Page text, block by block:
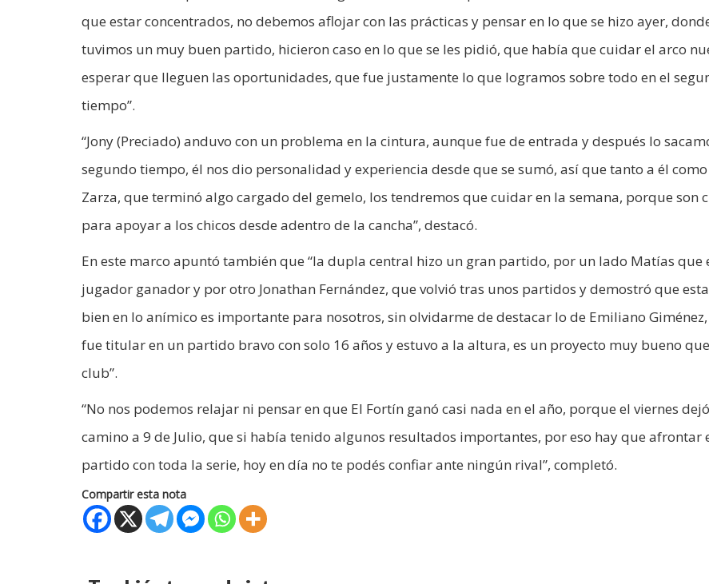
que estar concentrados, no debemos aflojar con las prácticas y pensar en lo que se hizo ayer,
tuvimos un muy buen partido, hicieron caso en lo que se les pidió, que había que cuidar el arco
esperar que lleguen las oportunidades, que fue justamente lo que logramos sobre todo en el
tiempo”.
“Jony (Preciado) anduvo con un problema en la cintura, aunque fue de entrada y después lo
segundo tiempo, él nos dio personalidad y experiencia desde que se sumó, así que tanto a él como
Zarza, que terminó algo cargado del gemelo, los tendremos que cuidar en la semana, porque son
para apoyar a los chicos desde adentro de la cancha”, destacó.
En este marco apuntó también que “la dupla central hizo un gran partido, por un lado Matías que
jugador ganador y por otro Jonathan Fernández, que volvió tras unos partidos y demostró que
bien en lo anímico es importante para nosotros, sin olvidarme de destacar lo de Emiliano
fue titular en un partido bravo con solo 16 años y estuvo a la altura, es un proyecto muy bueno
club”.
“No nos podemos relajar ni pensar en que El Fortín ganó casi nada en el año, porque el viernes
camino a 9 de Julio, que si había tenido algunos resultados importantes, por eso hay que afrontar
partido con toda la serie, hoy en día no te podés confiar ante ningún rival”, completó.
Compartir esta nota